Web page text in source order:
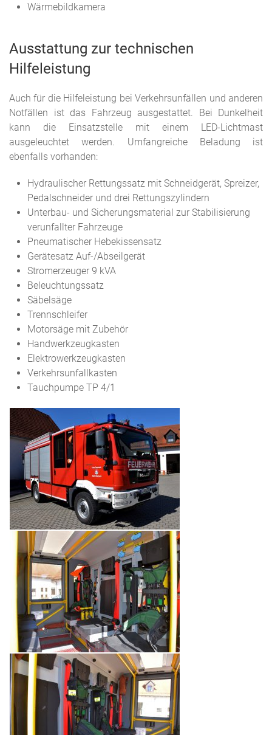
Wärmebildkamera
Ausstattung zur technischen
Hilfeleistung
Auch für die Hilfeleistung bei Verkehrsunfällen und anderen
Notfällen ist das Fahrzeug ausgestattet. Bei Dunkelheit
kann die Einsatzstelle mit einem LED-Lichtmast
ausgeleuchtet werden. Umfangreiche Beladung ist
ebenfalls vorhanden:
Hydraulischer Rettungssatz mit Schneidgerät, Spreizer,
Pedalschneider und drei Rettungszylindern
Unterbau- und Sicherungsmaterial zur Stabilisierung
verunfallter Fahrzeuge
Pneumatischer Hebekissensatz
Gerätesatz Auf-/Abseilgerät
Stromerzeuger 9 kVA
Beleuchtungssatz
Säbelsäge
Trennschleifer
Motorsäge mit Zubehör
Handwerkzeugkasten
Elektrowerkzeugkasten
Verkehrsunfallkasten
Tauchpumpe TP 4/1